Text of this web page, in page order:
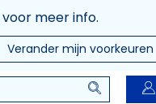
voor meer info.
Verander mijn voorkeuren
Zoeken